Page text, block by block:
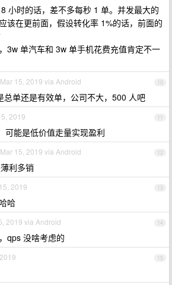
小时的话，差不多每秒 1 单。并发最大的
该在更前面，假设转化率 1%的话，前面的
3w 单汽车和 3w 单手机花费充值肯定不一
10
Mar 15, 2019 via Android
总单还是有效单，公司不大，500 人吧
11
2019
可能是低价值走量实现盈利
12
Mar 15, 2019 via Android
利多销
13
2019
哈
14
2019 via Android
qps 没啥考虑的
15